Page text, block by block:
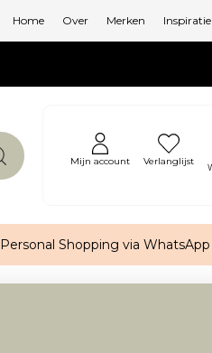
Home Over Merken Inspiratie
Mijn account Verlanglijst
Personal Shopping via WhatsApp